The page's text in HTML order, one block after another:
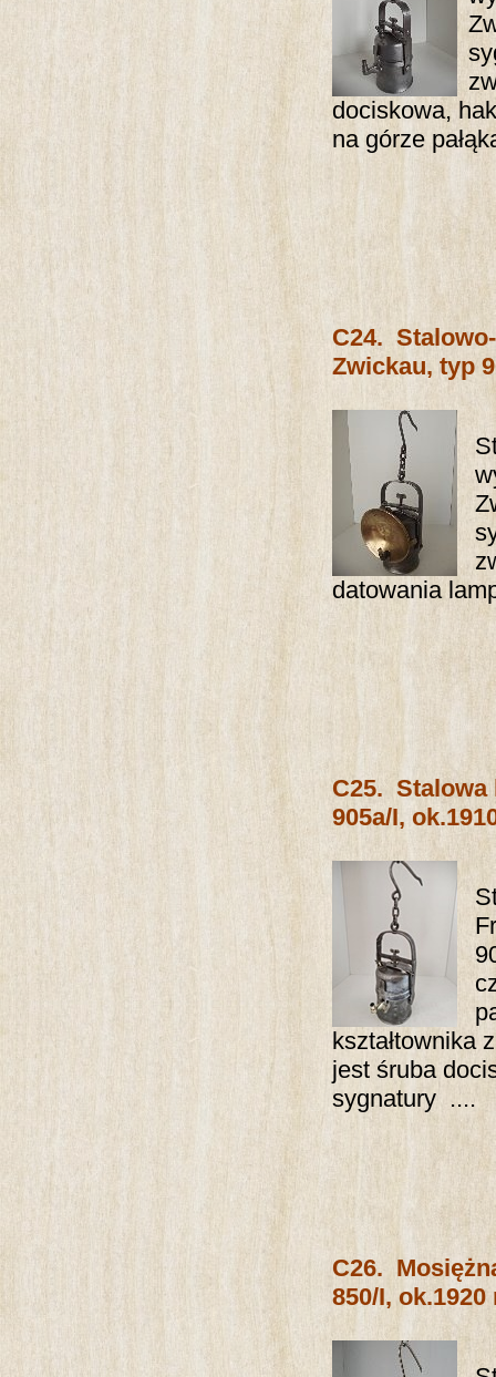
dociskowa,
na górze
C24.
Zwickau, typ
datowania
C25. Stalowa
905a/I,
kształtownika
jest śruba
sygnatury ....
C26.
850/I, ok.1920